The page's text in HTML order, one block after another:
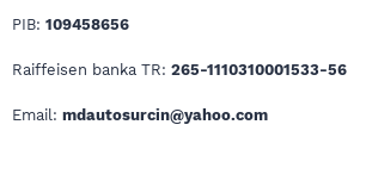
PIB: 109458656
Raiffeisen banka TR: 265-1110310001533-56
Email: mdautosurcin@yahoo.com